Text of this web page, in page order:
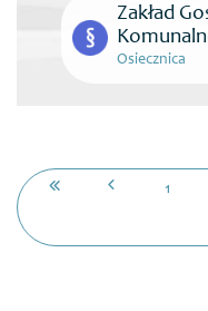
Zakład
Osiecznica
1